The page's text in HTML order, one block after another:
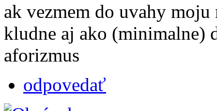
ak vezmem do uvahy
kludne aj ako (minimalne)
aforizmus
odpovedať